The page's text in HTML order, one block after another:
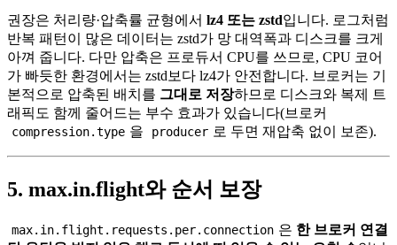
권장은 처리량·압축률 균형에서 lz4 또는 zstd입니다. 로그처럼
반복 패턴이 많은 데이터는 zstd가 망 대역폭과 디스크를 크게
아껴 줍니다. 다만 압축은 프로듀서 CPU를 쓰므로, CPU 코어
가 빠듯한 환경에서는 zstd보다 lz4가 안전합니다. 브로커는 기
본적으로 압축된 배치를 그대로 저장하므로 디스크와 복제 트
래픽도 함께 줄어드는 부수 효과가 있습니다(브로커
compression.type 을 producer 로 두면 재압축 없이 보존).
5. max.in.flight와 순서 보장
max.in.flight.requests.per.connection 은 한 브로커 연결